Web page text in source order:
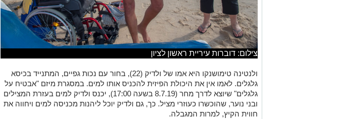
צילום: דוברות עיריית ראשון לציון
ולנטינה טימושנקו היא אמו של ולדיק (22), בחור עם נכות גפיים, המתנייד בכיסא
גלגלים. לאמו אין את היכולת הפיזית להכניס אותו למים. במסגרת מיזם "אבטיח על
גלגלים" שיוצא לדרך מחר (8.7.19 בשעה 17:00), יכנס ולדיק למים בעזרת המצילים
ובני נוער, שהוכשרו כעוזרי מציל. כך, גם ולדיק יוכל ליהנות מכניסה למים ויחווה את
חווית הקיץ, למרות המגבלה.